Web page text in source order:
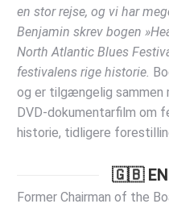
en stor rejse, og vi har
Benjamin skrev bogen
North Atlantic Blues
festivalens rige historie.
og er tilgængelig sammen
DVD-dokumentarfilm om
historie, tidligere
🇬🇧
Former Chairman of the